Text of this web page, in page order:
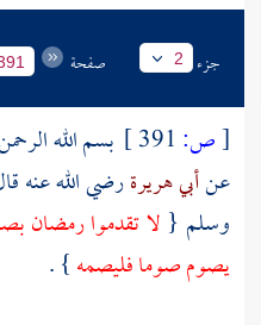
جزء 2 صفحة
[ص:
عنأبي هريرةرضي الله عنه
وسلم { لا تقدموا رمضان
يصوم صوما فليصمه} .